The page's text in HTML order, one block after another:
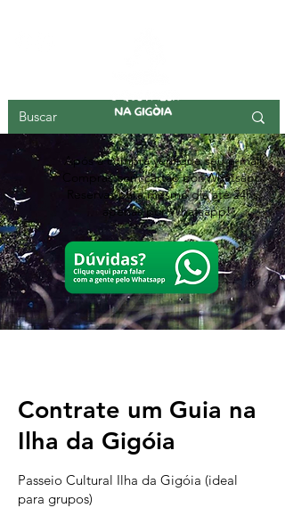
Contrate um Guia na
Ilha da Gigóia
Passeio Cultural Ilha da Gigóia (ideal
para grupos)
Após a compra verifique seu e-mail,
Compras com cartão por Whatsapp!
Reservas para mesmo dia até 24hs,
apenas por Whatsapp!